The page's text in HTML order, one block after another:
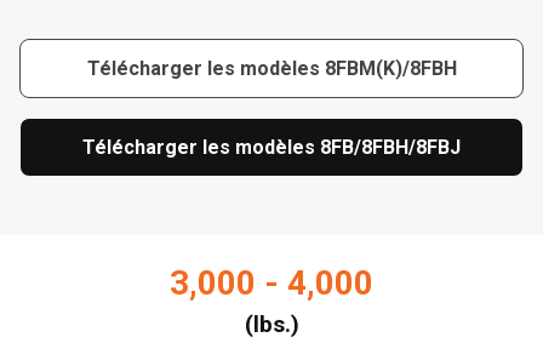
Télécharger les modèles 8FBM(K)/8FBH
Télécharger les modèles 8FB/8FBH/8FBJ
3,000 - 4,000
(lbs.)